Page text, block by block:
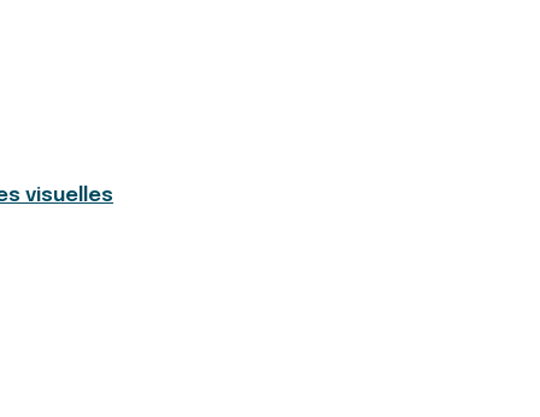
visuelles